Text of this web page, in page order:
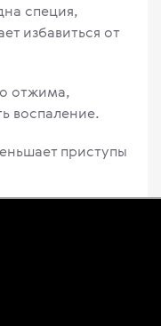
специя,
избавиться от
отжима,
воспаление.
приступы